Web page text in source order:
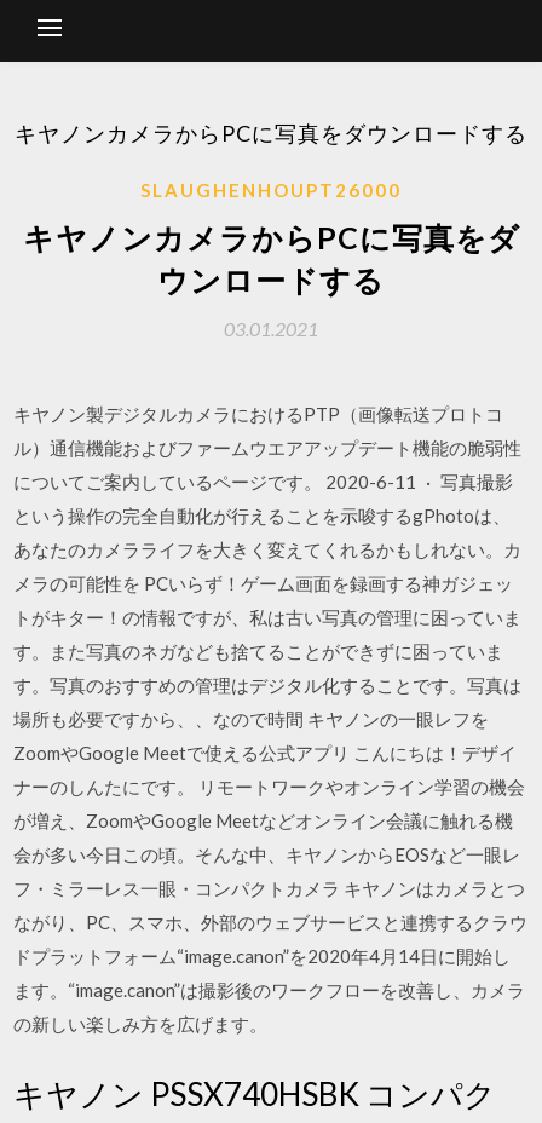
キヤノンカメラからPCに写真をダウンロードする
SLAUGHENHOUPT26000
キヤノンカメラからPCに写真をダ
ウンロードする
03.01.2021
キヤノン製デジタルカメラにおけるPTP（画像転送プロトコ
ル）通信機能およびファームウエアアップデート機能の脆弱性
についてご案内しているページです。 2020-6-11 · 写真撮影
という操作の完全自動化が行えることを示唆するgPhotoは、
あなたのカメラライフを大きく変えてくれるかもしれない。カ
メラの可能性を PCいらず！ゲーム画面を録画する神ガジェッ
トがキター！の情報ですが、私は古い写真の管理に困っていま
す。また写真のネガなども捨てることができずに困っていま
す。写真のおすすめの管理はデジタル化することです。写真は
場所も必要ですから、、なので時間 キヤノンの一眼レフを
ZoomやGoogle Meetで使える公式アプリ こんにちは！デザイ
ナーのしんたにです。 リモートワークやオンライン学習の機会
が増え、ZoomやGoogle Meetなどオンライン会議に触れる機
会が多い今日この頃。そんな中、キヤノンからEOSなど一眼レ
フ・ミラーレス一眼・コンパクトカメラ キヤノンはカメラとつ
ながり、PC、スマホ、外部のウェブサービスと連携するクラウ
ドプラットフォーム“image.canon”を2020年4月14日に開始し
ます。“image.canon”は撮影後のワークフローを改善し、カメラ
の新しい楽しみ方を広げます。
キヤノン PSSX740HSBK コンパク